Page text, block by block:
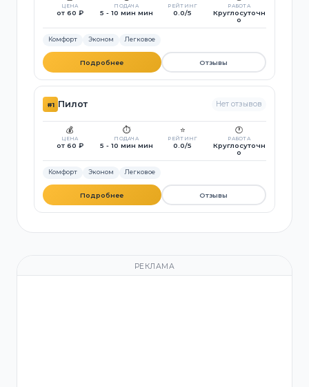
ЦЕНА
от 60 ₽
ПОДАЧА
5 - 10 мин мин
РЕЙТИНГ
0.0/5
РАБОТА
Круглосуточн
о
Комфорт Эконом Легковое
Подробнее Отзывы
#1 Пилот Нет отзывов
💰
ЦЕНА
от 60 ₽
⏱️
ПОДАЧА
5 - 10 мин мин
⭐
РЕЙТИНГ
0.0/5
🕐
РАБОТА
Круглосуточн
о
Комфорт Эконом Легковое
Подробнее Отзывы
РЕКЛАМА